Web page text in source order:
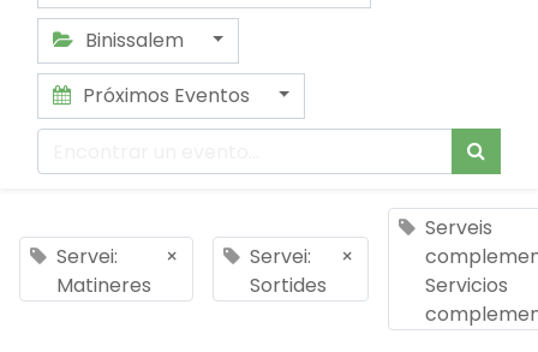
Binissalem
Próximos Eventos
Servei:
Matineres
×
Servei:
Sortides
×
Serveis
Servicios